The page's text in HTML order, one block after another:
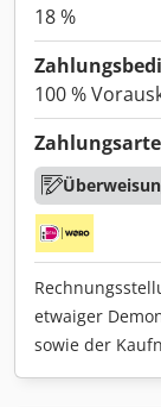
18 %
100 %
etwaiger
sowie der